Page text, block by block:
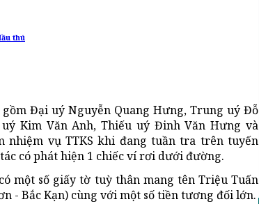
thú
gồm Đại uý Nguyễn Quang Hưng, Trung uý Đỗ
Kim Văn Anh, Thiếu uý Đinh Văn Hưng và
nhiệm vụ TTKS khi đang tuần tra trên tuyến
có phát hiện 1 chiếc ví rơi dưới đường.
một số giấy tờ tuỳ thân mang tên Triệu Tuấn
- Bắc Kạn) cùng với một số tiền tương đối lớn.